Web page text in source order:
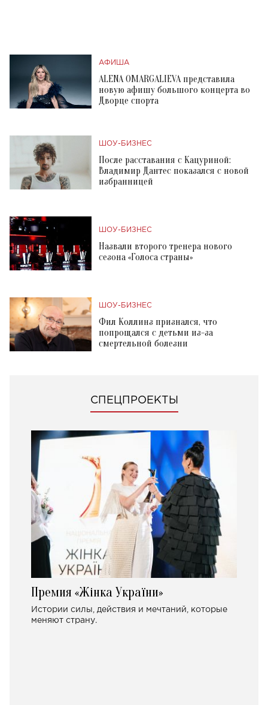
АФИША
ALENA OMARGALIEVA представила
новую афишу большого концерта во
Дворце спорта
ШОУ-БИЗНЕС
После расставания с Кацуриной:
Владимир Дантес показался с новой
избранницей
ШОУ-БИЗНЕС
Назвали второго тренера нового
сезона «Голоса страны»
ШОУ-БИЗНЕС
Фил Коллинз признался, что
попрощался с детьми из-за
смертельной болезни
СПЕЦПРОЕКТЫ
Премия «Жінка України»
Истории силы, действия и мечтаний, которые
меняют страну.